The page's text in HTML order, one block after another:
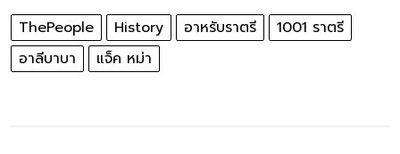
ThePeople History อาหรับราตรี
1001 ราตรี
อาลีบาบา
แจ็ค หม่า